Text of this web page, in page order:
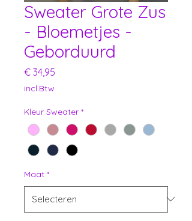
Sweater Grote Zus
- Bloemetjes -
Geborduurd
€ 34,95
incl.Btw
Kleur Sweater *
Maat *